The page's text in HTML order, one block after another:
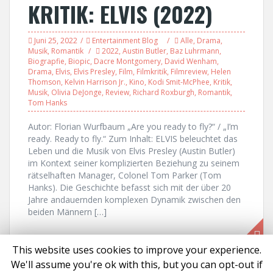
KRITIK: ELVIS (2022)
Juni 25, 2022 Entertainment Blog Alle, Drama,
Musik, Romantik 2022, Austin Butler, Baz Luhrmann,
Biograpfie, Biopic, Dacre Montgomery, David Wenham,
Drama, Elvis, Elvis Presley, Film, Filmkritik, Filmreview, Helen
Thomson, Kelvin Harrison Jr., Kino, Kodi Smit-McPhee, Kritik,
Musik, Olivia DeJonge, Review, Richard Roxburgh, Romantik,
Tom Hanks
Autor: Florian Wurfbaum „Are you ready to fly?“ / „I’m
ready. Ready to fly.“ Zum Inhalt: ELVIS beleuchtet das
Leben und die Musik von Elvis Presley (Austin Butler)
im Kontext seiner komplizierten Beziehung zu seinem
rätselhaften Manager, Colonel Tom Parker (Tom
Hanks). Die Geschichte befasst sich mit der über 20
Jahre andauernden komplexen Dynamik zwischen den
beiden Männern […]
This website uses cookies to improve your experience.
We'll assume you're ok with this, but you can opt-out if